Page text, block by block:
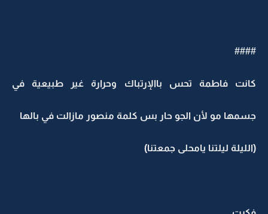
##‏##
كانت فاطمة تحس باالإرتباك وحرارة غير طبيعية في
جسمها مو لأن الجو حار بس كلمة منصور مازالت في بالها
(الليلة ليلتنا يامحلى جمعتنا)